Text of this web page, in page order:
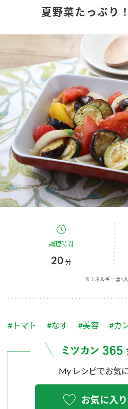
商品情報
酢
お酢ドリンク
みりん風・料理酒
つゆ
スープ
ふりかけ
炊き込みご飯の素
新商品一覧
キャンペーン情報
ブランド・スペシャルサイト
ブランド・スペシャルサイト トッ
商品ブランドサイト
Fibee（ファイビー）
くらしプラ酢
お酢ドリンク
つゆ
PIN印
企業情報
国内事業概要
企業理念
ミツカンの歴史
ミツカンを知る
環境への取り組み
ZENB initiative
MIM（ミツカンミュ
販売終了製品のご案内
夏野菜たっぷり
調理時間
20分
※エネルギーは1
#トマト #なす #美容 #カ
My レシピでお気
お気に入